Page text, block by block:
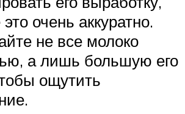
очень аккуратно.
не все молоко
а лишь большую его
ощутить